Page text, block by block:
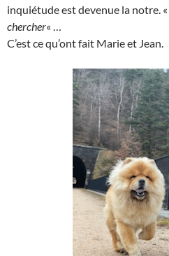
inquiétude est devenue la notre. «
chercher« …
C’est ce qu’ont fait Marie et Jean.